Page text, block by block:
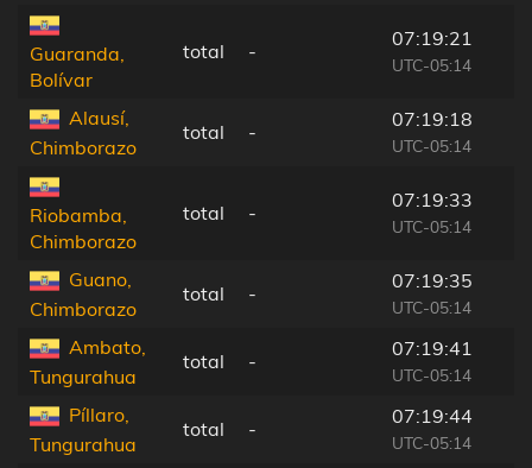
Guaranda,
Bolívar
total -
07:19:21
UTC-05:14
Alausí,
Chimborazo
total -
07:19:18
UTC-05:14
Riobamba,
Chimborazo
total -
07:19:33
UTC-05:14
Guano,
Chimborazo
total -
07:19:35
UTC-05:14
Ambato,
Tungurahua
total -
07:19:41
UTC-05:14
Píllaro,
Tungurahua
total -
07:19:44
UTC-05:14